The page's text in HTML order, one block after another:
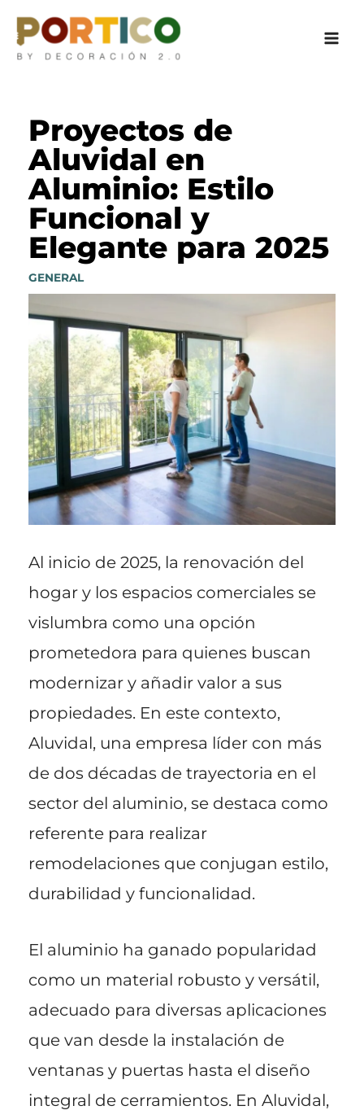
contenido
Proyectos de
Aluvidal en
Aluminio: Estilo
Funcional y
Elegante para 2025
GENERAL
Al inicio de 2025, la renovación del
hogar y los espacios comerciales se
vislumbra como una opción
prometedora para quienes buscan
modernizar y añadir valor a sus
propiedades. En este contexto,
Aluvidal, una empresa líder con más
de dos décadas de trayectoria en el
sector del aluminio, se destaca como
referente para realizar
remodelaciones que conjugan estilo,
durabilidad y funcionalidad.
El aluminio ha ganado popularidad
como un material robusto y versátil,
adecuado para diversas aplicaciones
que van desde la instalación de
ventanas y puertas hasta el diseño
integral de cerramientos. En Aluvidal,